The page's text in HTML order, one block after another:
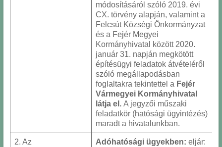
módosításáról szóló 2019. évi
CX. törvény alapján, valamint a
Felcsút Községi Önkormányzat
és a Fejér Megyei
Kormányhivatal között 2020.
január 31. napján megkötött
építésügyi feladatok átvételéről
szóló megállapodásban
foglaltakra tekintettel a Fejér
Vármegyei Kormányhivatal
látja el.A jegyzői műszaki
feladatkör (hatósági ügyintézés)
maradt a hivatalunkban.
2. Az
Adóhatósági ügyekben: eljár: